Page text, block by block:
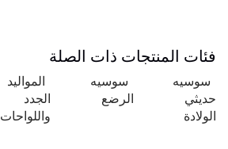
فئات المنتجات ذات الصلة
سوسيه
حديثي
الولادة
سوسيه
الرضع
المواليد
الجدد
واللواحات